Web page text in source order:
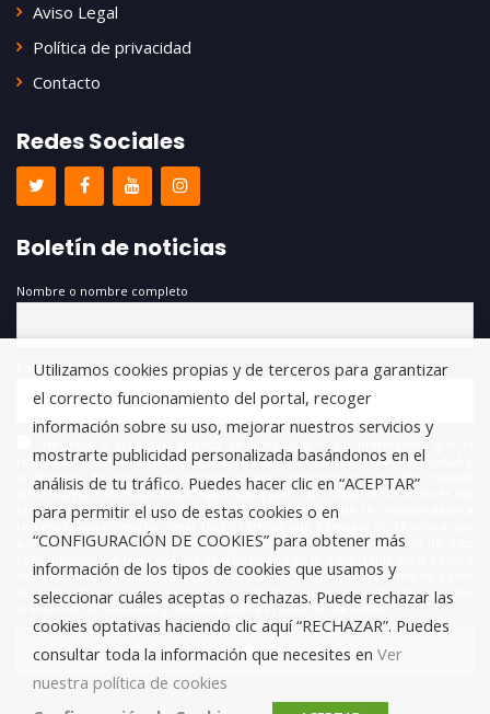
Aviso Legal
Política de privacidad
Contacto
Redes Sociales
Boletín de noticias
Nombre o nombre completo
Email
responsable del tratamiento de estos datos es FUNDACIÓN ANTONIO GALA y
la finalidad de este es la gestión de las suscripciones a nuestro boletín
informativo, encontrándonos legitimados para este tratamiento a través del
consentimiento que nos está otorgando en este acto. No se cederán datos a
terceros salvo obligación legal. Usted certifica que es mayor de 14 años y que
por lo tanto posee la capacidad legal necesaria para la prestación de este
de Privacidad. Puede usted acceder, rectificar y suprimir los datos, así como
otros derechos, como se explica en la información adicional. Puede consultar
la información adicional y detallada sobre Protección de Datos.
Utilizamos cookies propias y de terceros para garantizar
el correcto funcionamiento del portal, recoger
información sobre su uso, mejorar nuestros servicios y
mostrarte publicidad personalizada basándonos en el
análisis de tu tráfico. Puedes hacer clic en “ACEPTAR”
para permitir el uso de estas cookies o en
“CONFIGURACIÓN DE COOKIES” para obtener más
información de los tipos de cookies que usamos y
seleccionar cuáles aceptas o rechazas. Puede rechazar las
cookies optativas haciendo clic aquí “RECHAZAR”. Puedes
consultar toda la información que necesites en Ver
nuestra política de cookies